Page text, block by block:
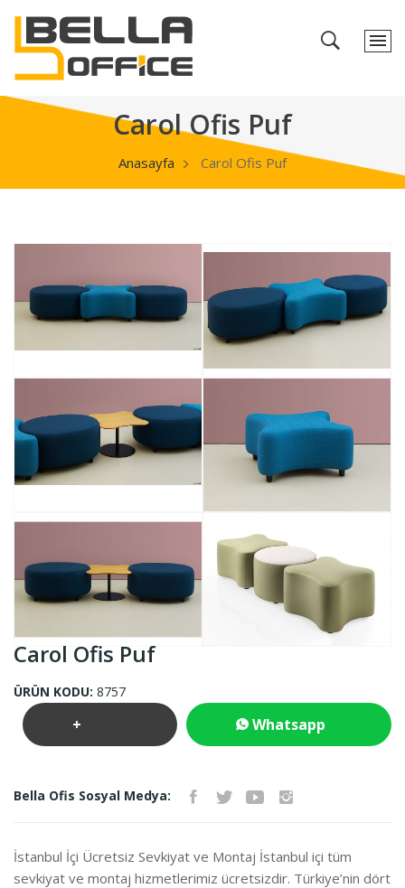
Carol Ofis Puf
Anasayfa Carol Ofis Puf
Carol Ofis Puf
ÜRÜN KODU: 8757
+ Whatsapp
Bella Ofis Sosyal Medya:
İstanbul İçi Ücretsiz Sevkiyat ve Montaj İstanbul içi tüm
sevkiyat ve montaj hizmetlerimiz ücretsizdir. Türkiye’nin dört